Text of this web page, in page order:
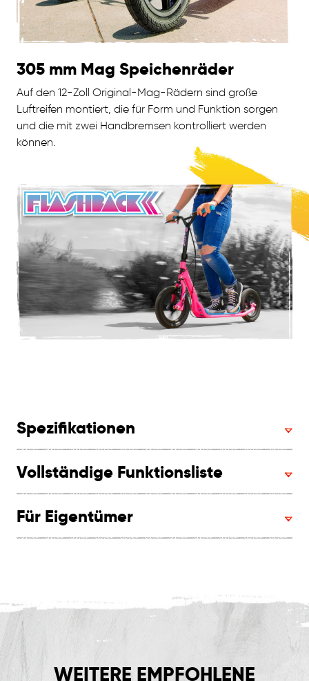
305 mm Mag Speichenräder
Auf den 12-Zoll Original-Mag-Rädern sind große
Luftreifen montiert, die für Form und Funktion sorgen
und die mit zwei Handbremsen kontrolliert werden
können.
Spezifikationen
Vollständige Funktionsliste
Für Eigentümer
WEITERE EMPFOHLENE